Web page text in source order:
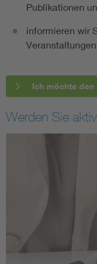
Publikationen
informieren wir
Veranstaltungen
Ich möchte den
Werden Sie